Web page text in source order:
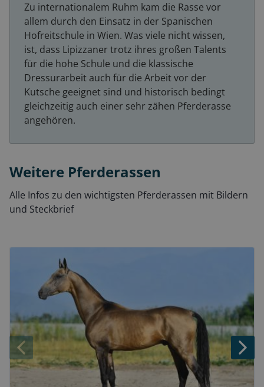
Zu internationalem Ruhm kam die Rasse vor
allem durch den Einsatz in der Spanischen
Hofreitschule in Wien. Was viele nicht wissen,
ist, dass Lipizzaner trotz ihres großen Talents
für die hohe Schule und die klassische
Dressurarbeit auch für die Arbeit vor der
Kutsche geeignet sind und historisch bedingt
gleichzeitig auch einer sehr zähen Pferderasse
angehören.
Weitere Pferderassen
Alle Infos zu den wichtigsten Pferderassen mit Bildern
und Steckbrief